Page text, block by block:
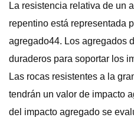
La resistencia relativa de un
repentino está representada
agregado44. Los agregados
duraderos para soportar los
Las rocas resistentes a la
tendrán un valor de impacto
del impacto agregado se